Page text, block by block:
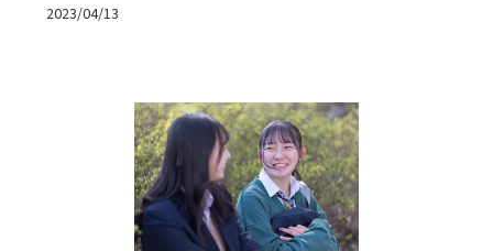
2023/04/13